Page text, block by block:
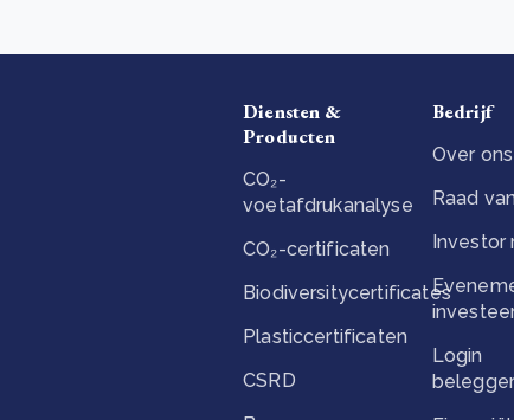
Diensten &
Producten
CO₂-
voetafdrukanalyse
CO₂-certificaten
Biodiversitycertificates
Plasticcertificaten
CSRD
Bedrijf
Over ons
Raad
Investor
Login